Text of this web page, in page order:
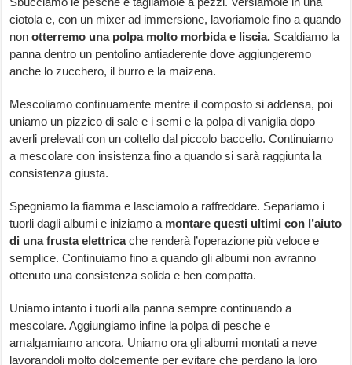
ciotola e, con un mixer ad immersione, lavoriamole fino a quando
nonotterremo una polpa molto morbida e liscia. Scaldiamo la
panna dentro un pentolino antiaderente dove aggiungeremo
anche lo zucchero, il burro e la maizena.
Mescoliamo continuamente mentre il composto si addensa, poi
uniamo un pizzico di sale e i semi e la polpa di vaniglia dopo
averli prelevati con un coltello dal piccolo baccello. Continuiamo
a mescolare con insistenza fino a quando si sarà raggiunta la
consistenza giusta.
Spegniamo la fiamma e lasciamolo a raffreddare. Separiamo i
tuorli dagli albumi e iniziamo a montare questi ultimi con l’aiuto
di una frusta elettricache renderà l’operazione più veloce e
semplice. Continuiamo fino a quando gli albumi non avranno
ottenuto una consistenza solida e ben compatta.
Uniamo intanto i tuorli alla panna sempre continuando a
mescolare. Aggiungiamo infine la polpa di pesche e
amalgamiamo ancora. Uniamo ora gli albumi montati a neve
lavorandoli molto dolcemente per evitare che perdano la loro